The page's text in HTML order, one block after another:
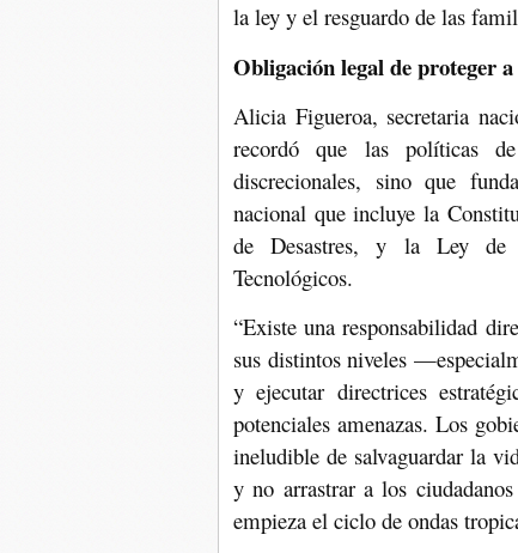
la ley y el resguardo de las
Obligación legal de proteger
Alicia Figueroa, secretaria
recordó que las políticas
discrecionales, sino que
nacional que incluye la
de Desastres, y la Ley de
Tecnológicos.
“Existe una responsabilidad
sus distintos niveles
y ejecutar directrices
potenciales amenazas. Los
ineludible de salvaguardar la
y no arrastrar a los
empieza el ciclo de ondas